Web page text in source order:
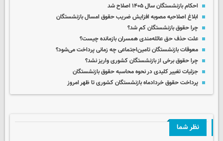
احکام بازنشستگان سال ۱۴۰۵ اصلاح شد
ابلاغ اصلاحیه مصوبه افزایش ضریب حقوق امسال بازنشستگان
چرا حقوق بازنشستگان کم شد؟
علت حذف حق عائله‌مندی همسران بازمانده چیست؟
معوقات بازنشستگان تامین‌اجتماعی چه زمانی پرداخت می‌شود؟
چرا حقوق برخی از بازنشستگان کشوری واریز نشد؟
جزئیات تغییر کلیدی در نحوه محاسبه حقوق بازنشستگان
پرداخت حقوق خردادماه بازنشستگان کشوری تا ظهر امروز
نظر شما